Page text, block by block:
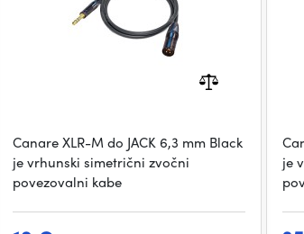
Canare XLR-M do JACK 6,3 mm Black
je vrhunski simetrični zvočni
povezovalni kabe
je